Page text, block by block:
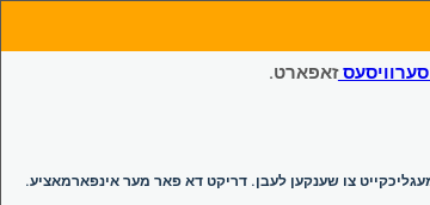
זאפארט.
צו שענקען לעבן. דריקט דא פאר מער אינפארמאציע.